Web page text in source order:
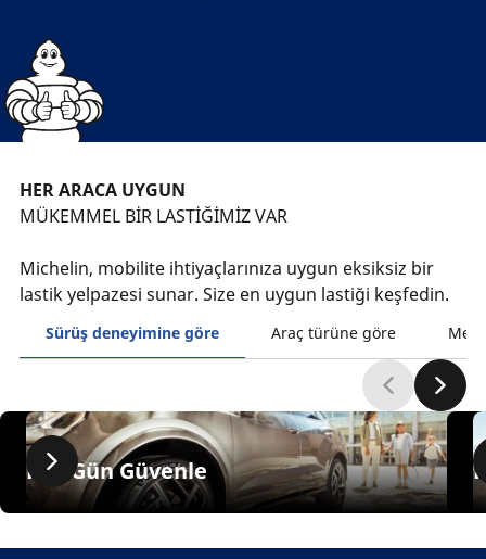
HER ARACA UYGUN
MÜKEMMEL BİR LASTİĞİMİZ VAR
Michelin, mobilite ihtiyaçlarınıza uygun eksiksiz bir
lastik yelpazesi sunar. Size en uygun lastiği keşfedin.
Sürüş deneyimine göre Araç türüne göre
Her Gün Güvenle